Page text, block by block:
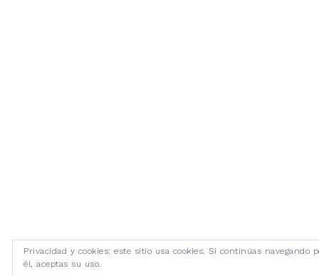
Privacidad y cookies: este sitio usa cookies. Si continúas navegando
él, aceptas su uso.